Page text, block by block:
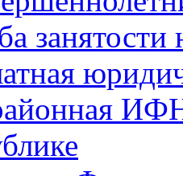
занятости